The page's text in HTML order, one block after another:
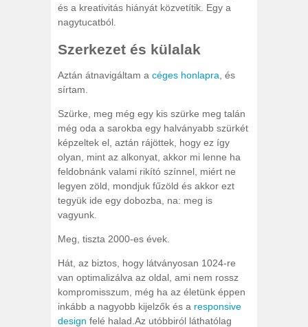
és a kreativitás hiányát közvetítik. Egy a
nagytucatból.
Szerkezet és külalak
Aztán átnavigáltam a céges honlapra, és
sírtam.
Szürke, meg még egy kis szürke meg talán
még oda a sarokba egy halványabb szürkét
képzeltek el, aztán rájöttek, hogy ez így
olyan, mint az alkonyat, akkor mi lenne ha
feldobnánk valami rikító színnel, miért ne
legyen zöld, mondjuk fűzöld és akkor ezt
tegyük ide egy dobozba, na: meg is
vagyunk.
Meg, tiszta 2000-es évek.
Hát, az biztos, hogy látványosan 1024-re
van optimalizálva az oldal, ami nem rossz
kompromisszum, még ha az életünk éppen
inkább a nagyobb kijelzők és a responsive
design felé halad.Az utóbbiról láthatólag